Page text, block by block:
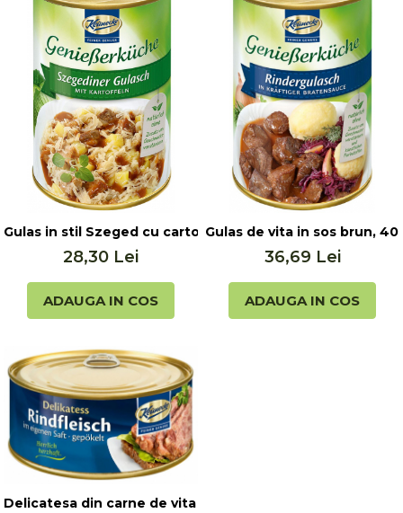
Gulas in stil Szeged cu cartofi, 400g Keunecke
28,30 Lei
ADAUGA IN COS
Gulas de vita in sos brun,
36,69 Lei
ADAUGA IN COS
Delicatesa din carne de vita in suc propriu cu sorici de